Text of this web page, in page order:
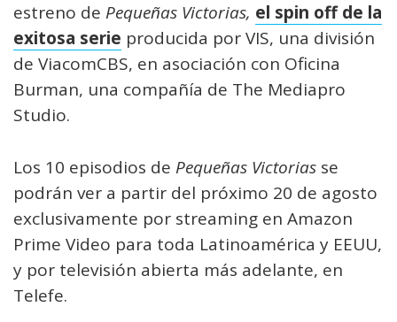
estreno de Pequeñas Victorias, el spin off de la
exitosa serie producida por VIS, una división
de ViacomCBS, en asociación con Oficina
Burman, una compañía de The Mediapro
Studio.
Los 10 episodios de Pequeñas Victorias se
podrán ver a partir del próximo 20 de agosto
exclusivamente por streaming en Amazon
Prime Video para toda Latinoamérica y EEUU,
y por televisión abierta más adelante, en
Telefe.